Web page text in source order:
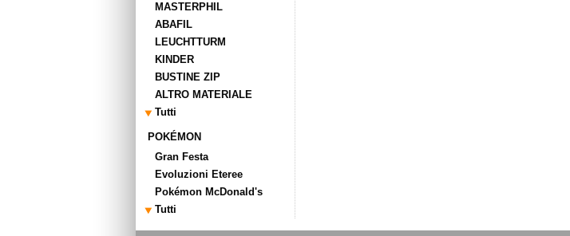
MASTERPHIL
ABAFIL
LEUCHTTURM
KINDER
BUSTINE ZIP
ALTRO MATERIALE
Tutti
POKÉMON
Gran Festa
Evoluzioni Eteree
Pokémon McDonald's
Tutti